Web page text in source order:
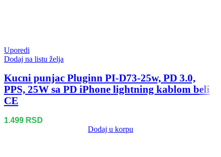
Uporedi
Dodaj na listu želja
Kucni punjac Pluginn PI-D73-25w, PD 3.0,
PPS, 25W sa PD iPhone lightning kablom beli
CE
1.499 RSD
Dodaj u korpu